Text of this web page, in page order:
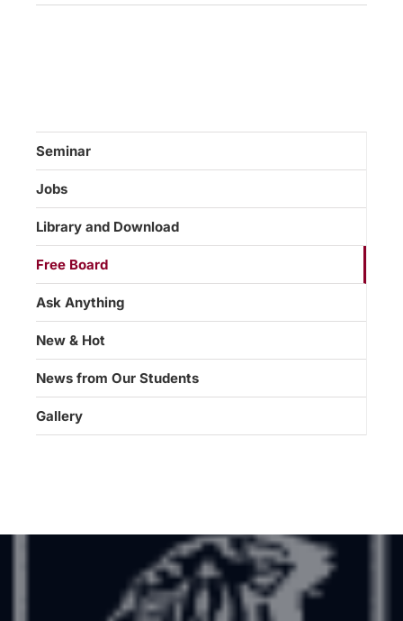
Seminar
Jobs
Library and Download
Free Board
Ask Anything
New & Hot
News from Our Students
Gallery